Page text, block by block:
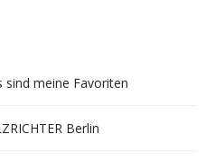
sind meine Favoriten
Berlin